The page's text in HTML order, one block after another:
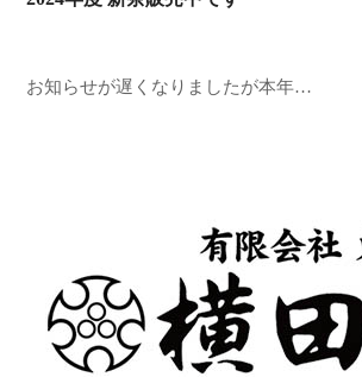
お知らせが遅くなりましたが本年…